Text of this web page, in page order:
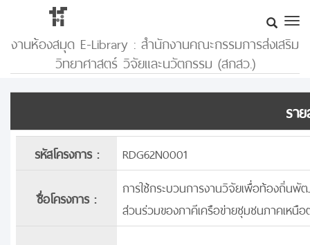
งานห้องสมุด E-Library : สำนักงานคณะกรรมการส่งเสริม
วิทยาศาสตร์ วิจัยและนวัตกรรม (สกสว.)
รา
รหัสโครงการ : RDG62N0001
ชื่อโครงการ :
การใช้กระบวนการงานวิจัยเพื่อท้องถิ่น
ส่วนร่วมของภาคีเครือข่ายชุมชนภาคเหนื